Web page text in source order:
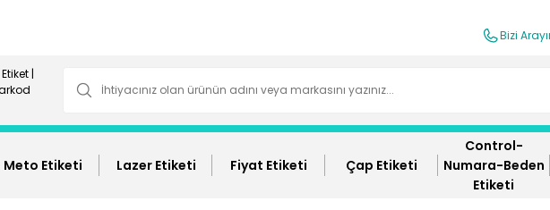
Bizi
Meto Etiketi Lazer Etiketi Fiyat Etiketi Çap Etiketi
Control-
Numara-Beden
Etiketi